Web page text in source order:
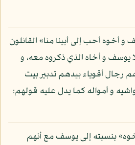
و أخوه أحب إلى أبينا منا» القائلون
يوسف و أخاه الذي ذكروه معه، و
أقوياء بيدهم تدبير بيت
و أمواله كما يدل عليه قولهم:
بنسبته إلى يوسف مع أنهم